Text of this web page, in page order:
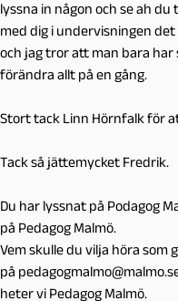
lyssna in någon och se ah
med dig i undervisningen
och jag tror att man bara har
förändra allt på en gång.
Stort tack Linn Hörnfalk för
Tack så jättemycket Fredrik.
Du har lyssnat på Podagog
på Pedagog Malmö.
Vem skulle du vilja höra som
på
heter vi Pedagog Malmö.